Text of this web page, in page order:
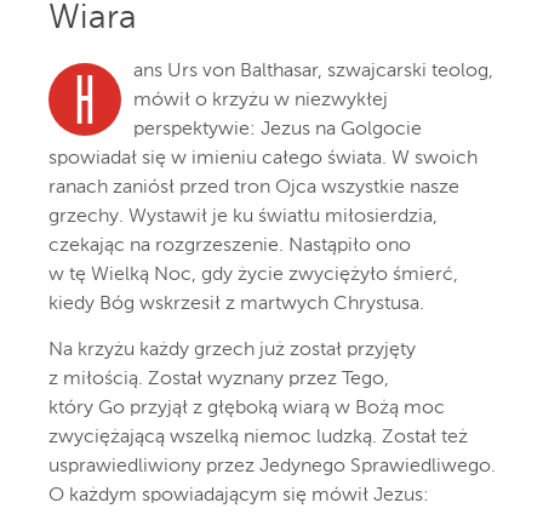
Wiara
H
ans Urs von Balthasar, szwajcarski teolog,
mówił o krzyżu w niezwykłej
perspektywie: Jezus na Golgocie
spowiadał się w imieniu całego świata. W swoich
ranach zaniósł przed tron Ojca wszystkie nasze
grzechy. Wystawił je ku światłu miłosierdzia,
czekając na rozgrzeszenie. Nastąpiło ono
w tę Wielką Noc, gdy życie zwyciężyło śmierć,
kiedy Bóg wskrzesił z martwych Chrystusa.
Na krzyżu każdy grzech już został przyjęty
z miłością. Został wyznany przez Tego,
który Go przyjął z głęboką wiarą w Bożą moc
zwyciężającą wszelką niemoc ludzką. Został też
usprawiedliwiony przez Jedynego Sprawiedliwego.
O każdym spowiadającym się mówił Jezus: